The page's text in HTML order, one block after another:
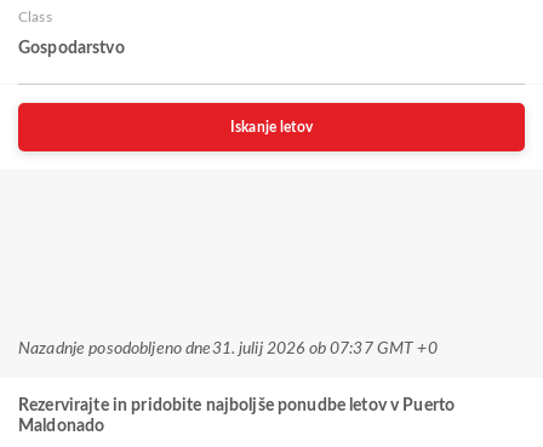
Class
Gospodarstvo
Iskanje letov
Nazadnje posodobljeno dne31. julij 2026 ob 07:37 GMT +0
Rezervirajte in pridobite najboljše ponudbe letov v Puerto
Maldonado